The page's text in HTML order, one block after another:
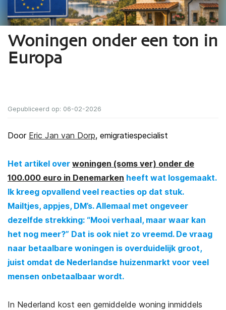
Woningen onder een ton in
Europa
Gepubliceerd op: 06-02-2026
Door Eric Jan van Dorp, emigratiespecialist
Het artikel over woningen (soms ver) onder de
100.000 euro in Denemarken heeft wat losgemaakt.
Ik kreeg opvallend veel reacties op dat stuk.
Mailtjes, appjes, DM’s. Allemaal met ongeveer
dezelfde strekking: “Mooi verhaal, maar waar kan
het nog meer?” Dat is ook niet zo vreemd. De vraag
naar betaalbare woningen is overduidelijk groot,
juist omdat de Nederlandse huizenmarkt voor veel
mensen onbetaalbaar wordt.
In Nederland kost een gemiddelde woning inmiddels